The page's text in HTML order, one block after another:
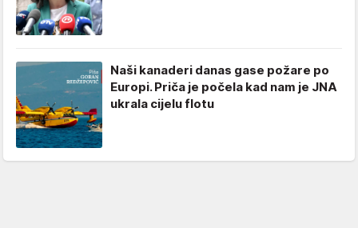
Naši kanaderi danas gase požare po
Europi. Priča je počela kad nam je JNA
ukrala cijelu flotu